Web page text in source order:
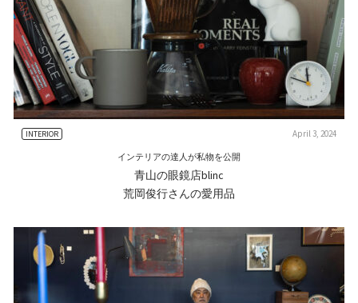
INTERIOR April 3, 2024
インテリアの達人が私物を公開
青山の眼鏡店blinc
荒岡俊行さんの愛用品